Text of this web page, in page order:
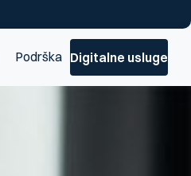
Podrška Digitalne usluge